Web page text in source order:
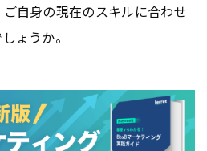
自身の現在のスキルに合わせ
ょうか。